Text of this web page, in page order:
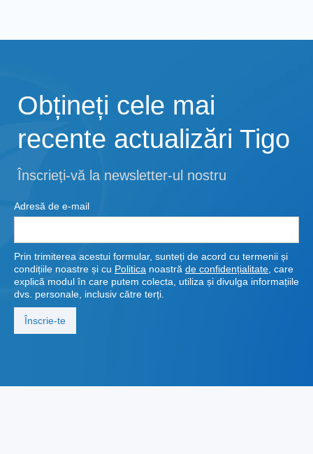
Obțineți cele mai
recente actualizări Tigo
Înscrieți-vă la newsletter-ul nostru
Adresă de e-mail
Prin trimiterea acestui formular, sunteți de acord cu termenii și
condițiile noastre și cu Politica noastră de confidențialitate , care
explică modul în care putem colecta, utiliza și divulga informațiile
dvs. personale, inclusiv către terți.